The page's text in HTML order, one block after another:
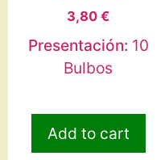
3,80 €
Presentación: 10
Bulbos
Add to cart